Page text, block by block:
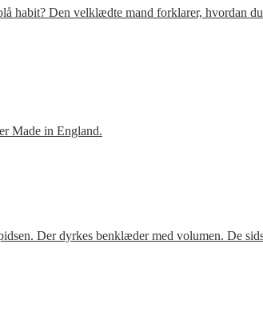
habit? Den velklædte mand forklarer, hvordan
Made in England.
Der dyrkes benklæder med volumen. De